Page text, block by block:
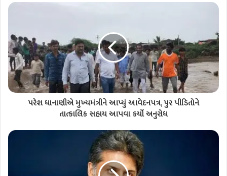
પરેશ ધાનાણીએ મુખ્યમંત્રીને આપ્યું આવેદનપત્ર, પુર પીડિતોને
તાત્કાલિક સહાય આપવા કર્યો અનુરોધ